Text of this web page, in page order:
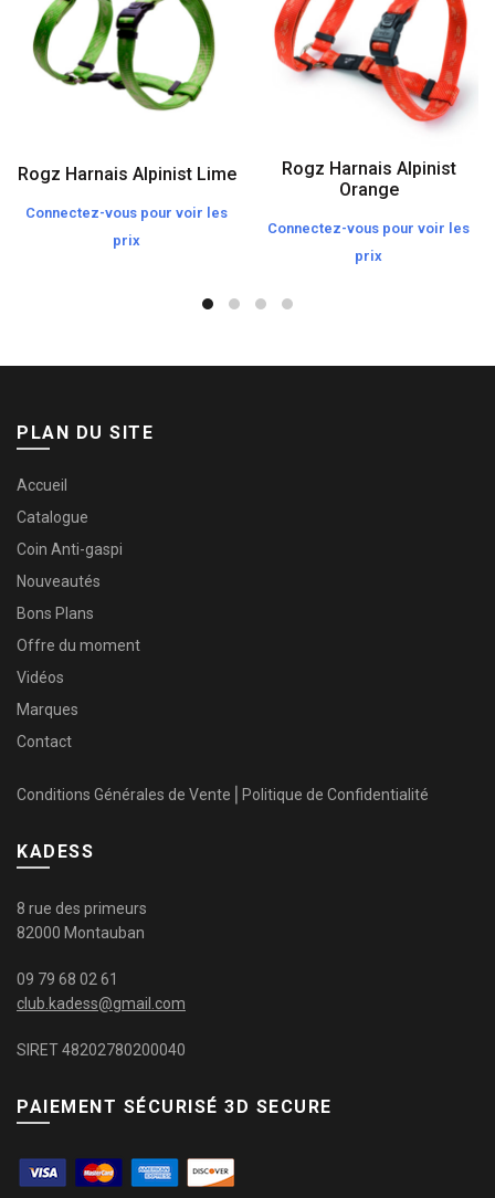
Rogz Harnais Alpinist Lime
Connectez-vous pour voir les
prix
Rogz Harnais Alpinist
Orange
Connectez-vous pour voir les
prix
PLAN DU SITE
Accueil
Catalogue
Coin Anti-gaspi
Nouveautés
Bons Plans
Offre du moment
Vidéos
Marques
Contact
Conditions Générales de Vente Politique de Confidentialité
KADESS
8 rue des primeurs
82000 Montauban
09 79 68 02 61
club.kadess@gmail.com
SIRET 48202780200040
PAIEMENT SÉCURISÉ 3D SECURE